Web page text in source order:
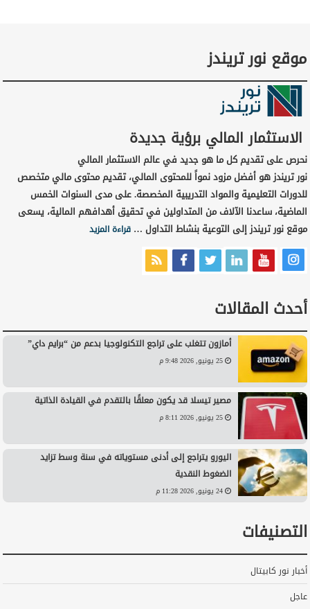
موقع نور تريندز
الاستثمار المالي برؤية جديدة
نحرص على تقديم كل ما هو جديد في عالم الاستثمار المالي
نور تريندز هو أفضل مزود نمواً للمحتوى المالي، تقديم محتوى مالي متخصص
للدورات التعليمية والمواد التدريبية المخصصة. على مدى السنوات الخمس
الماضية، ساعدنا الآلاف من المتداولين في تحقيق أهدافهم المالية، يسعى
موقع نور تريندز إلى التوعية بنشاط التداول …قراءة المزيد
أحدث المقالات
أمازون تتغلب على تراجع التكنولوجيا بدعم من “برايم داي”
25 يونيو, 2026 9:48 م
مصير تيسلا قد يكون معلقًا بالتقدم في القيادة الذاتية
25 يونيو, 2026 8:11 م
اليورو يتراجع إلى أدنى مستوياته في سنة وسط تزايد
الضغوط النقدية
24 يونيو, 2026 11:28 م
التصنيفات
أخبار نور كابيتال
عاجل